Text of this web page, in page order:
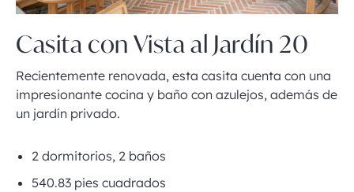
Casita con Vista al Jardín 20
Recientemente renovada, esta casita cuenta con una
impresionante cocina y baño con azulejos, además de
un jardín privado.
2 dormitorios, 2 baños
540.83 pies cuadrados